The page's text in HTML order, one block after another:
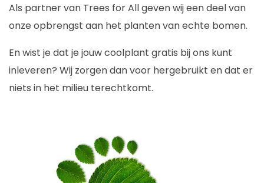
Als partner van Trees for All geven wij een deel van
onze opbrengst aan het planten van echte bomen.
En wist je dat je jouw coolplant gratis bij ons kunt
inleveren? Wij zorgen dan voor hergebruikt en dat er
niets in het milieu terechtkomt.